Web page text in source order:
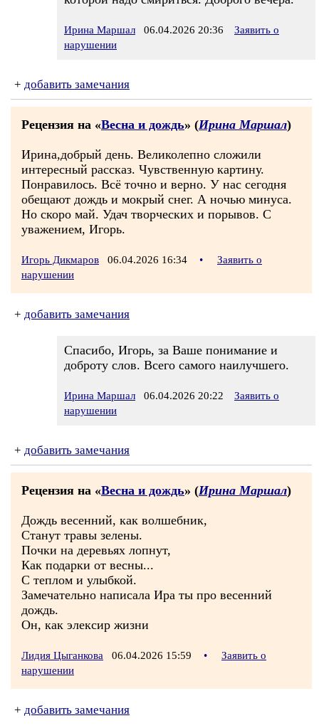
Ирина Маршал 06.04.2026 20:36
Заявить о
нарушении
+ добавить замечания
Рецензия на «Весна и дождь» (Ирина Маршал)
Ирина,добрый день. Великолепно сложили
интересный рассказ. Чувственную картину.
Понравилось. Всё точно и верно. У нас сегодня
обещают дождь и мокрый снег. А ночью минуса.
Но скоро май. Удач творческих и порывов. С
уважением, Игорь.
Игорь Дикмаров 06.04.2026 16:34 •
Заявить о
нарушении
+ добавить замечания
Спасибо, Игорь, за Ваше понимание и
доброту слов. Всего самого наилучшего.
Ирина Маршал 06.04.2026 20:22
Заявить о
нарушении
+ добавить замечания
Рецензия на «Весна и дождь» (Ирина Маршал)
Дождь весенний, как волшебник,
Станут травы зелены.
Почки на деревьях лопнут,
Как подарки от весны...
С теплом и улыбкой.
Замечательно написала Ира ты про весенний
дождь.
Он, как элексир жизни
Лидия Цыганкова 06.04.2026 15:59 •
Заявить о
нарушении
+ добавить замечания